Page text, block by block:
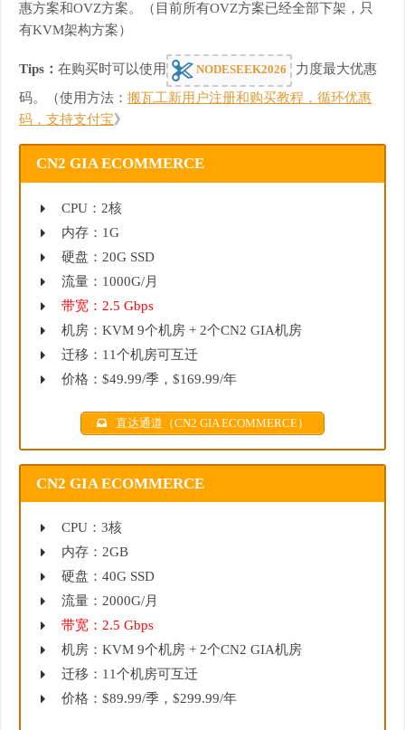
惠方案和OVZ方案。（目前所有OVZ方案已经全部下架，只
有KVM架构方案）
Tips： 在购买时可以使用 NODESEEK2026 力度最大优惠
码。（使用方法： 搬瓦工新用户注册和购买教程，循环优惠
码，支持支付宝》
CN2 GIA ECOMMERCE
CPU：2核
内存：1G
硬盘：20G SSD
流量：1000G/月
带宽：2.5 Gbps
机房：KVM 9个机房 + 2个CN2 GIA机房
迁移：11个机房可互迁
价格：$49.99/季，$169.99/年
直达通道（CN2 GIA ECOMMERCE）
CN2 GIA ECOMMERCE
CPU：3核
内存：2GB
硬盘：40G SSD
流量：2000G/月
带宽：2.5 Gbps
机房：KVM 9个机房 + 2个CN2 GIA机房
迁移：11个机房可互迁
价格：$89.99/季，$299.99/年